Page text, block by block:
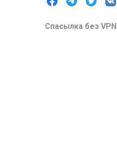
Спасылка без VPN